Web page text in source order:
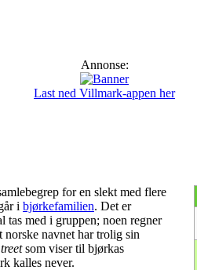
Annonse:
Last ned Villmark-appen her
for en slekt med flere
i bjørkefamilien. Det er
tas med i gruppen; noen regner
norske navnet har trolig sin
som viser til bjørkas
kalles never.